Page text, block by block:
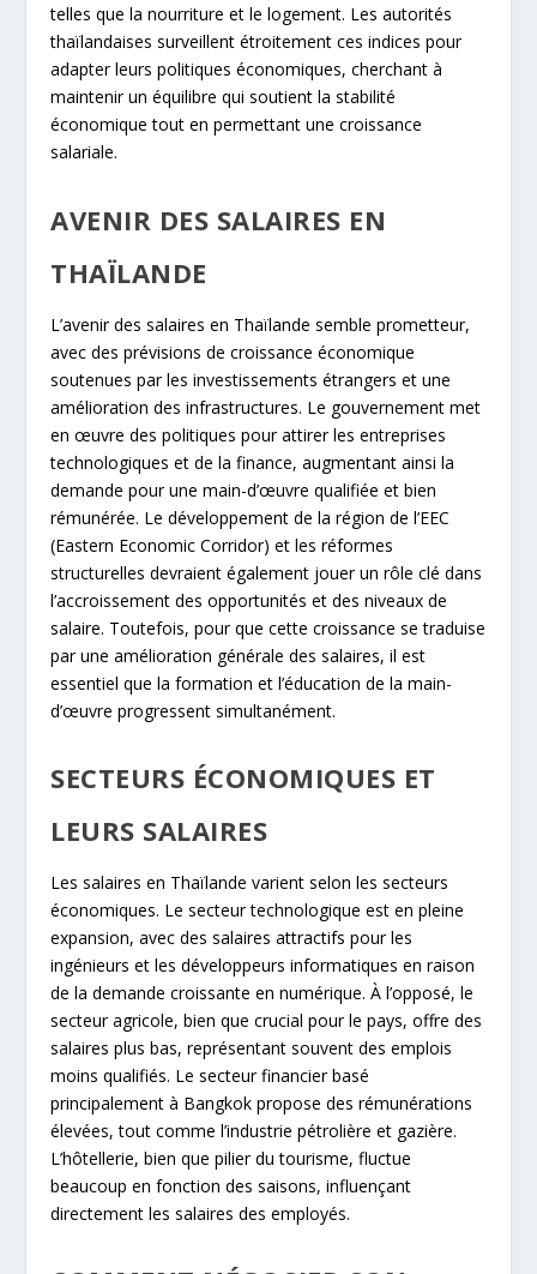
telles que la nourriture et le logement. Les autorités
thaïlandaises surveillent étroitement ces indices pour
adapter leurs politiques économiques, cherchant à
maintenir un équilibre qui soutient la stabilité
économique tout en permettant une croissance
salariale.
AVENIR DES SALAIRES EN
THAÏLANDE
L’avenir des salaires en Thaïlande semble prometteur,
avec des prévisions de croissance économique
soutenues par les investissements étrangers et une
amélioration des infrastructures. Le gouvernement met
en œuvre des politiques pour attirer les entreprises
technologiques et de la finance, augmentant ainsi la
demande pour une main-d’œuvre qualifiée et bien
rémunérée. Le développement de la région de l’EEC
(Eastern Economic Corridor) et les réformes
structurelles devraient également jouer un rôle clé dans
l’accroissement des opportunités et des niveaux de
salaire. Toutefois, pour que cette croissance se traduise
par une amélioration générale des salaires, il est
essentiel que la formation et l’éducation de la main-
d’œuvre progressent simultanément.
SECTEURS ÉCONOMIQUES ET
LEURS SALAIRES
Les salaires en Thaïlande varient selon les secteurs
économiques. Le secteur technologique est en pleine
expansion, avec des salaires attractifs pour les
ingénieurs et les développeurs informatiques en raison
de la demande croissante en numérique. À l’opposé, le
secteur agricole, bien que crucial pour le pays, offre des
salaires plus bas, représentant souvent des emplois
moins qualifiés. Le secteur financier basé
principalement à Bangkok propose des rémunérations
élevées, tout comme l’industrie pétrolière et gazière.
L’hôtellerie, bien que pilier du tourisme, fluctue
beaucoup en fonction des saisons, influençant
directement les salaires des employés.